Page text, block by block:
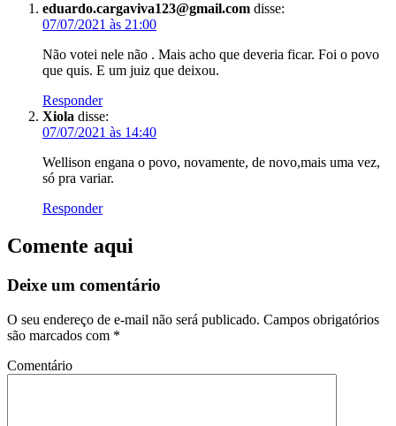
eduardo.cargaviva123@gmail.com disse:
07/07/2021 às 21:00
Não votei nele não . Mais acho que deveria ficar. Foi o povo
que quis. E um juiz que deixou.
Responder
Xiola disse:
07/07/2021 às 14:40
Wellison engana o povo, novamente, de novo,mais uma vez,
só pra variar.
Responder
Comente aqui
Deixe um comentário
O seu endereço de e-mail não será publicado. Campos obrigatórios
são marcados com *
Comentário